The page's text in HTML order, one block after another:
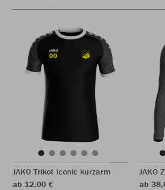
JAKO Trikot Iconic kurzarm
ab 12,00 €
JAKO
ab